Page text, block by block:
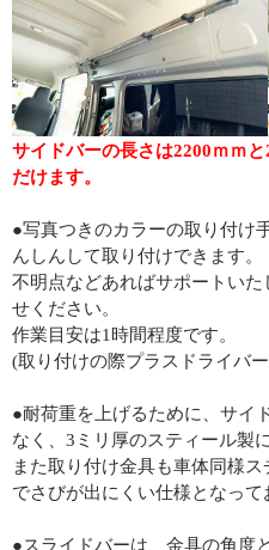
サイドバーの長さは2200ｍｍ
だけます。
●写真つきのカラーの取り付け
んしんして取り付けできます。
不明点などあればサポートい
せください。
作業目安は1時間程度です。
(取り付けの際プラスドライバ
●耐荷重を上げるために、サイ
なく、3ミリ厚のスティール製
また取り付け金具も車体同様
でさびが出にくい仕様となって
●スライドバーは、金具の角度